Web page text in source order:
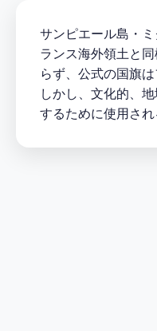
サンピエール島・
ランス海外領土と
らず、公式の国旗
しかし、文化的、
するために使用され